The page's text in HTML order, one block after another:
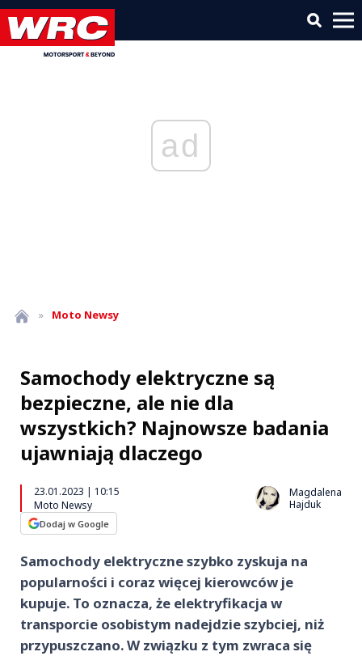
ad
» Moto Newsy
Samochody elektryczne są
bezpieczne, ale nie dla
wszystkich? Najnowsze badania
ujawniają dlaczego
23.01.2023 | 10:15
Moto Newsy
Dodaj w Google
Magdalena
Hajduk
Samochody elektryczne szybko zyskuja na
popularności i coraz więcej kierowców je
kupuje. To oznacza, że elektryfikacja w
transporcie osobistym nadejdzie szybciej, niż
przypuszczano. W związku z tym zwraca się